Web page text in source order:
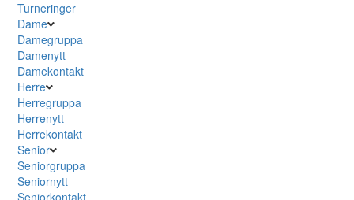
Turneringer
Dame
Damegruppa
Damenytt
Damekontakt
Herre
Herregruppa
Herrenytt
Herrekontakt
Senior
Seniorgruppa
Seniornytt
Seniorkontakt